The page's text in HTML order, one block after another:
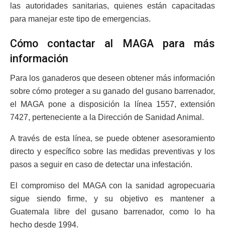
las autoridades sanitarias, quienes están capacitadas
para manejar este tipo de emergencias.
Cómo contactar al MAGA para más
información
Para los ganaderos que deseen obtener más información
sobre cómo proteger a su ganado del gusano barrenador,
el MAGA pone a disposición la línea 1557, extensión
7427, perteneciente a la Dirección de Sanidad Animal.
A través de esta línea, se puede obtener asesoramiento
directo y específico sobre las medidas preventivas y los
pasos a seguir en caso de detectar una infestación.
El compromiso del MAGA con la sanidad agropecuaria
sigue siendo firme, y su objetivo es mantener a
Guatemala libre del gusano barrenador, como lo ha
hecho desde 1994.